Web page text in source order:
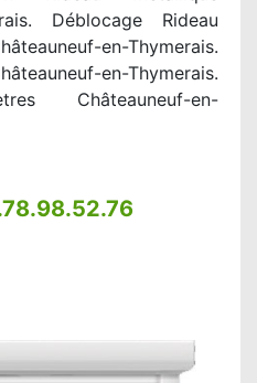
Déblocage Rideau
en-Thymerais.
en-Thymerais.
Châteauneuf-en-